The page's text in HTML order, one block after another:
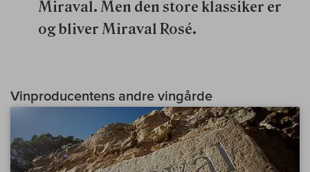
Miraval. Men den store klassiker er
og bliver Miraval Rosé.
Vinproducentens andre vingårde